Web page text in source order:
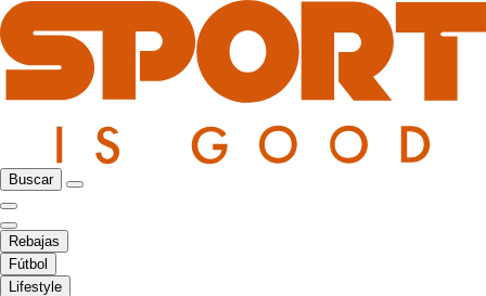
Buscar
Rebajas
Fútbol
Lifestyle